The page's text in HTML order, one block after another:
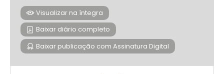
Visualizar na íntegra
Baixar diário completo
Baixar publicação com Assinatura Digital